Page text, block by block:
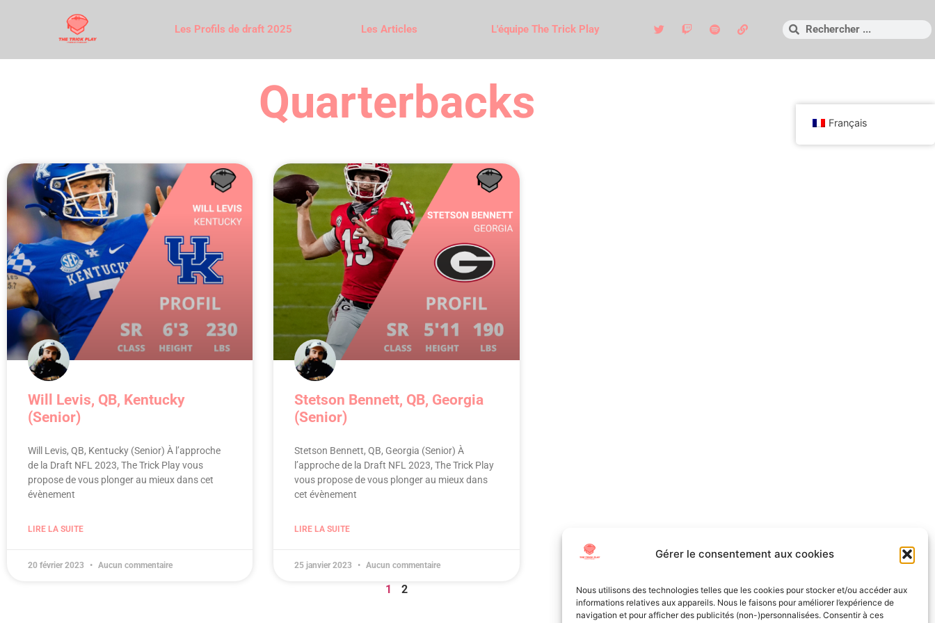
Gérer le consentement aux cookies
Nous utilisons des technologies telles que les cookies pour stocker et/ou accéder aux
informations relatives aux appareils. Nous le faisons pour améliorer l’expérience de
navigation et pour afficher des publicités (non-)personnalisées. Consentir à ces
Les Profils de draft 2025 Les Articles L'équipe The Trick Play
Quarterbacks
Will Levis, QB, Kentucky
(Senior)
Will Levis, QB, Kentucky (Senior) À l’approche
de la Draft NFL 2023, The Trick Play vous
propose de vous plonger au mieux dans cet
évènement
LIRE LA SUITE
20 février 2023 Aucun commentaire
Stetson Bennett, QB, Georgia
(Senior)
Stetson Bennett, QB, Georgia (Senior) À
l’approche de la Draft NFL 2023, The Trick Play
vous propose de vous plonger au mieux dans
cet évènement
LIRE LA SUITE
25 janvier 2023 Aucun commentaire
1 2
Français